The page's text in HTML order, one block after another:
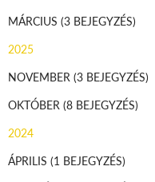
MÁRCIUS (3 BEJEGYZÉS)
2025
NOVEMBER (3 BEJEGYZÉS)
OKTÓBER (8 BEJEGYZÉS)
2024
ÁPRILIS (1 BEJEGYZÉS)